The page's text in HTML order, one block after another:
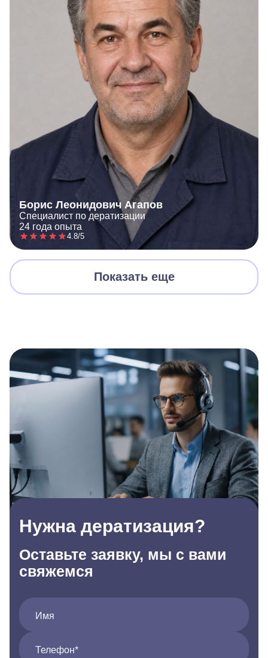
Борис Леонидович Агапов
Специалист по дератизации
24 года опыта
4.8/5
Показать еще
Нужна дератизация?
Оставьте заявку, мы с вами
свяжемся
Имя
Телефон*